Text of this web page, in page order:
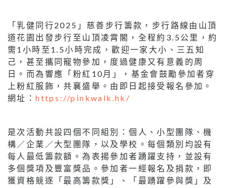
「乳健同行2025」慈善步行籌款，步行路線由山頂
道花園出發步行至山頂凌霄閣，全程約3.5公里，約
需1小時至1.5小時完成，歡迎一家大小、三五知
己，甚至攜同寵物參加，度過健康又有意義的周
日。而為響應「粉紅10月」，基金會鼓勵參加者穿
上粉紅服飾，共襄盛舉。由即日起接受報名參加。
網址：https://pinkwalk.hk /
是次活動共設四個不同組別：個人、小型團隊、機
構／企業／大型團隊，以及學校。每個類別均設有
每人最低籌款額。為表揚參加者踴躍支持，並設有
多個獎項及豐富獎品。參加者一經報名及捐款，即
獲資格競逐「最高籌款獎」、「最踴躍參與獎」及